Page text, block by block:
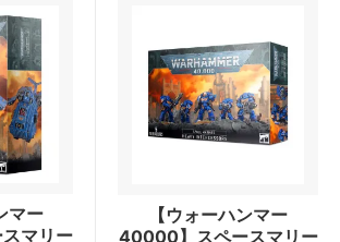
マー
マリー
【ウォーハンマー
40000】スペースマリー